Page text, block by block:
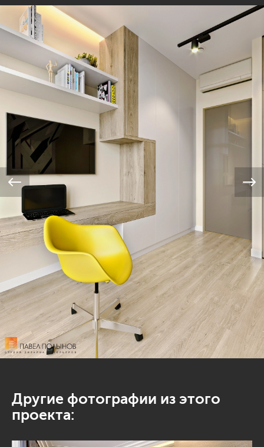
Другие фотографии из этого
проекта: